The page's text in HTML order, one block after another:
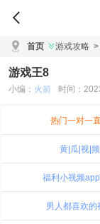
首页 游戏攻略 >
游戏王8
小编： 火箭 时间：
热门一对一
黄|瓜|视|频
福利小视频
男人都喜欢的